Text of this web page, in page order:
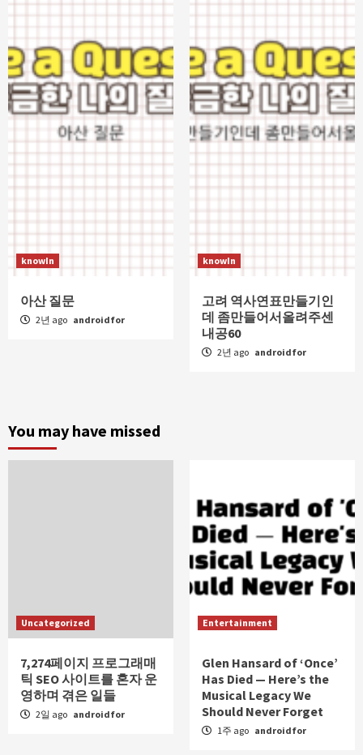
knowIn
아산 질문
2년 ago androidfor
knowIn
고려 역사연표만들기인
데 좀만들어서올려주센
내공60
2년 ago androidfor
You may have missed
Uncategorized
7,274페이지 프로그래매
틱 SEO 사이트를 혼자 운
영하며 겪은 일들
2일 ago androidfor
Entertainment
Glen Hansard of ‘Once’
Has Died — Here’s the
Musical Legacy We
Should Never Forget
1주 ago androidfor